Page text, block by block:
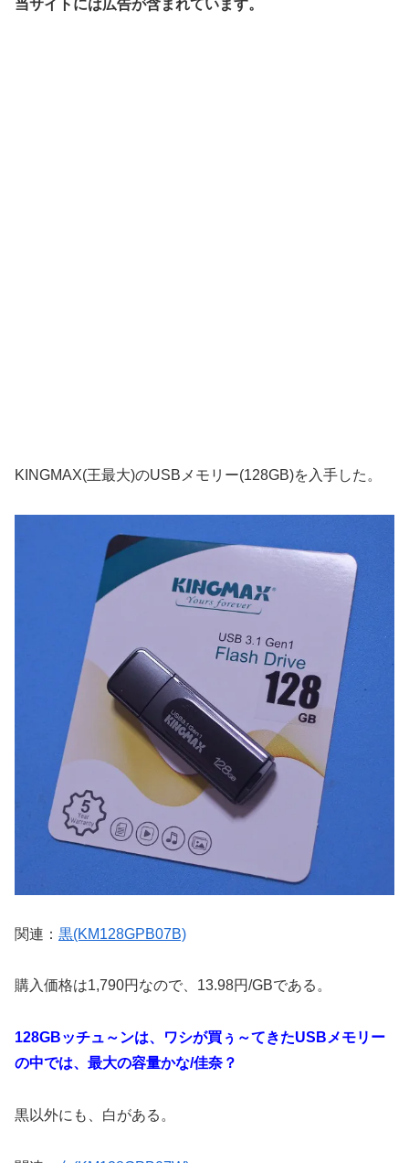
当サイトには広告が含まれています。
KINGMAX(王最大)のUSBメモリー(128GB)を入手した。
関連： 黒(KM128GPB07B)
購入価格は1,790円なので、13.98円/GBである。
128GBッチュ～ンは、ワシが買ぅ～てきたUSBメモリー
の中では、最大の容量かな/佳奈？
黒以外にも、白がある。